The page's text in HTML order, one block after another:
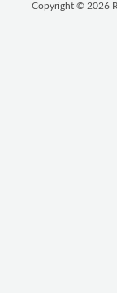
Copyright © 2026